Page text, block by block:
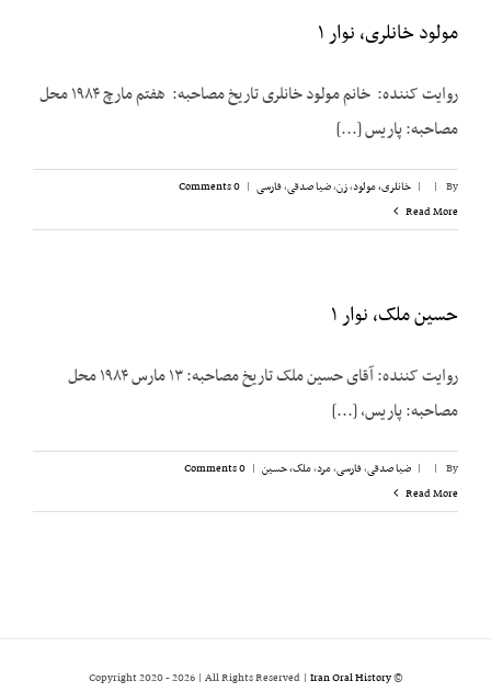
مولود خانلری، نوار ۱
روایت کننده: خانم مولود خانلری تاریخ مصاحبه: هفتم مارچ ۱۹۸۴ محل
مصاحبه: پاریس [...]
By
|
| خانلری، مولود,زن,ضیا صدقی,فارسی |
0 Comments
Read More
حسین ملک، نوار ۱
روایت کننده: آقای حسین ملک تاریخ مصاحبه: ۱۳ مارس ۱۹۸۴ محل
مصاحبه: پاریس، [...]
By
|
| ضیا صدقی,فارسی,مرد,ملک،‌ حسین |
0 Comments
Read More
© Copyright 2020 -
2026 | All Rights Reserved | Iran Oral History